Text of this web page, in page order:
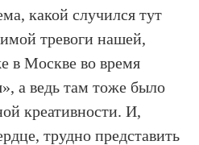
какой случился тут
тревоги нашей,
в Москве во время
а ведь там тоже было
креативности. И,
трудно представить